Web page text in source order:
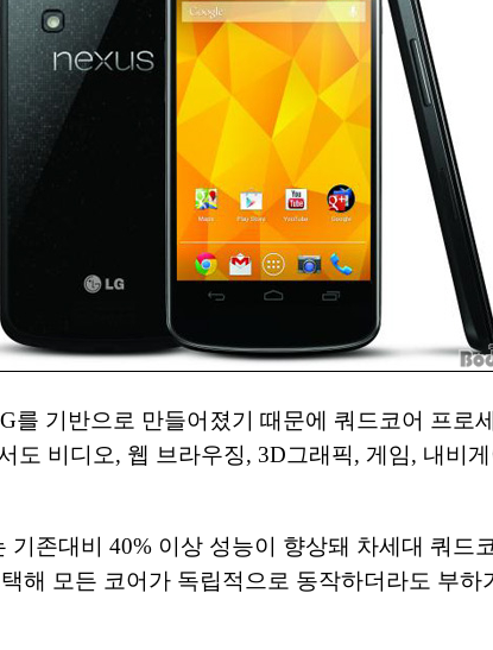
를 기반으로 만들어졌기 때문에 쿼드코어 프로
도 비디오, 웹 브라우징, 3D그래픽, 게임, 내비
기존대비 40% 이상 성능이 향상돼 차세대 쿼드
택해 모든 코어가 독립적으로 동작하더라도 부